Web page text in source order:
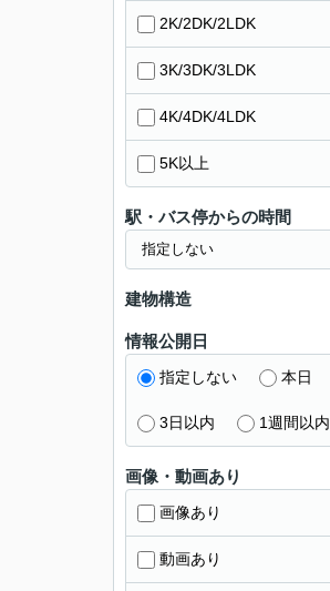
2K/2DK/2LDK
3K/3DK/3LDK
4K/4DK/4LDK
5K以上
駅・バス停からの時間
建物構造
情報公開日
指定しない 本日
3日以内 1週間以内
画像・動画あり
画像あり
動画あり